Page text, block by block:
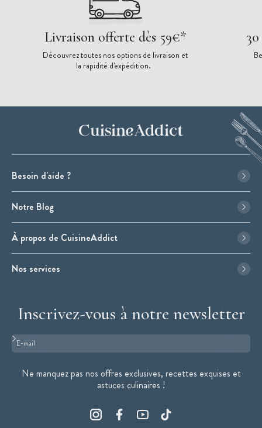
Livraison offerte dès 59€*
Découvrez toutes nos options de livraison et
la rapidité d'expédition.
Besoin d'aide ?
Notre Blog
À propos de CuisineAddict
Nos services
Inscrivez-vous à notre newsletter
Format : adresse@email.com
Ne manquez pas nos offres exclusives, recettes exquises et
astuces culinaires !